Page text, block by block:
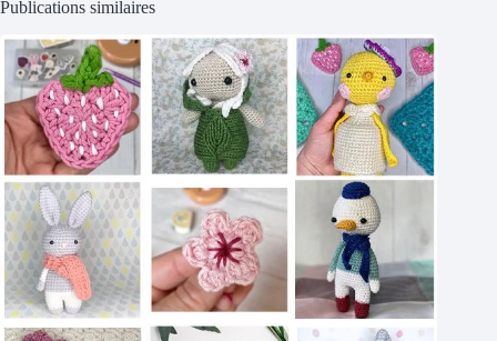
Publications similaires